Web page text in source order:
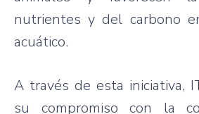
nutrientes y del carbono
acuático.
A través de esta iniciativa,
su compromiso con la